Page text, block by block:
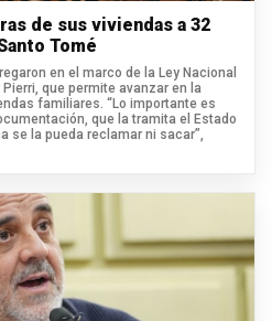
de sus viviendas a 32
Tomé
en el marco de la Ley Nacional
que permite avanzar en la
familiares. “Lo importante es
que la tramita el Estado
se la pueda reclamar ni sacar”,